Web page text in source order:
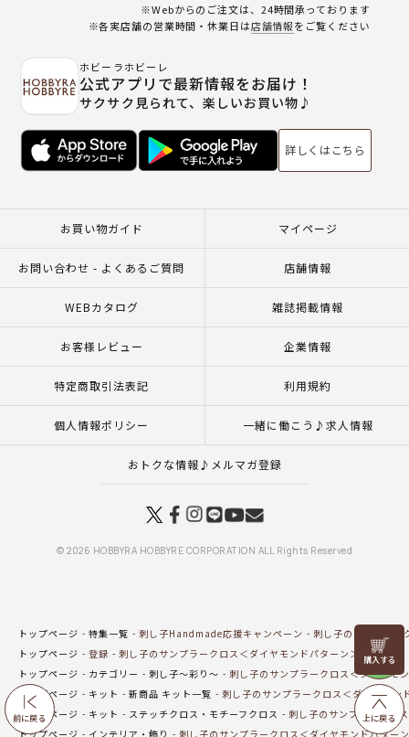
前に戻る
リリヤン
フェア
上に戻る
※Webからのご注文は、24時間承っております
※各実店舗の営業時間・休業日は店舗情報をご覧ください
ホビーラホビーレ
公式アプリで最新情報をお届け！
サクサク見られて、楽しいお買い物♪
詳しくはこちら
お買い物ガイド マイページ
お問い合わせ - よくあるご質問 店舗情報
WEBカタログ 雑誌掲載情報
お客様レビュー 企業情報
特定商取引法表記 利用規約
個人情報ポリシー 一緒に働こう♪求人情報
おトクな情報♪メルマガ登録
© 2026 HOBBYRA HOBBYRE CORPORATION ALL Rights Reserved
トップページ 特集一覧 刺し子Handmade応援キャンペーン
刺し子のサンプラー
トップページ
登録
刺し子のサンプラークロス＜ダイヤモンドパターン＞
トップページ
カテゴリー 刺し子～彩り～
刺し子のサンプラークロス＜ダイヤモ
トップページ
キット 新商品 キット一覧
刺し子のサンプラークロス＜ダイヤモン
トップページ
キット ステッチクロス・モチーフクロス
刺し子のサンプラークロ
トップページ
インテリア・飾り 刺し子のサンプラークロス＜ダイヤモンドパター